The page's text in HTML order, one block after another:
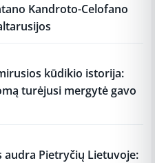
Kandroto-Celofano
kūdikio istorija:
turėjusi mergytė gavo
audra Pietryčių Lietuvoje: